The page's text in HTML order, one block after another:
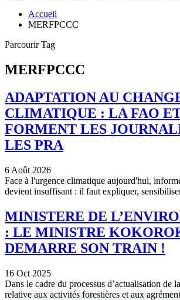
Accueil
MERFPCCC
Parcourir Tag
MERFPCCC
ADAPTATION AU
CLIMATIQUE : LA FAO
FORMENT LES
LES PRA
6 Août 2026
Face à l'urgence climatique aujourd'hui,
devient insuffisant : il faut expliquer,
MINISTERE DE
: LE MINISTRE
DEMARRE SON TRAIN !
16 Oct 2025
Dans le cadre du processus d’actualisation de
relative aux activités forestières et aux